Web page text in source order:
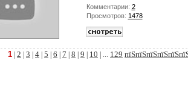
Комментарии: 2
Просмотров: 1478
1 2 3 4 5 6 7 8 9 10 | ... 129